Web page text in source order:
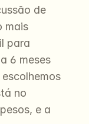
de
mais
para
6 meses
no
e a